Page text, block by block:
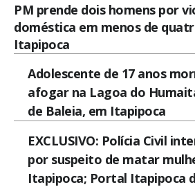
PM prende dois homens por
doméstica em menos de
Itapipoca
Adolescente de 17 anos
afogar na Lagoa do
de Baleia, em Itapipoca
EXCLUSIVO: Polícia Civil
por suspeito de matar
Itapipoca; Portal Itapipoca